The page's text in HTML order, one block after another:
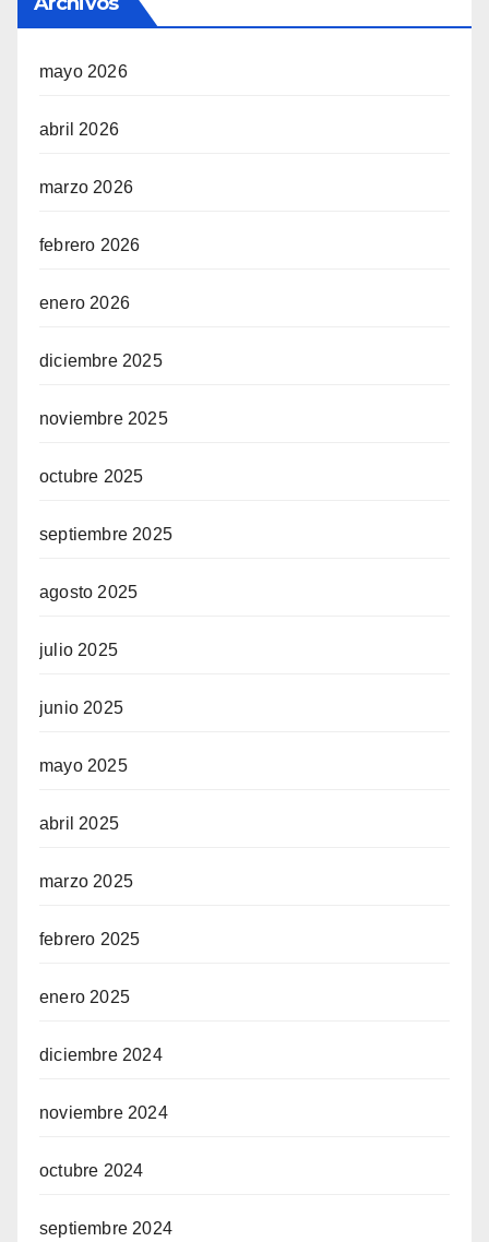
mayo 2026
abril 2026
marzo 2026
febrero 2026
enero 2026
diciembre 2025
noviembre 2025
octubre 2025
septiembre 2025
agosto 2025
julio 2025
junio 2025
mayo 2025
abril 2025
marzo 2025
febrero 2025
enero 2025
diciembre 2024
noviembre 2024
octubre 2024
septiembre 2024